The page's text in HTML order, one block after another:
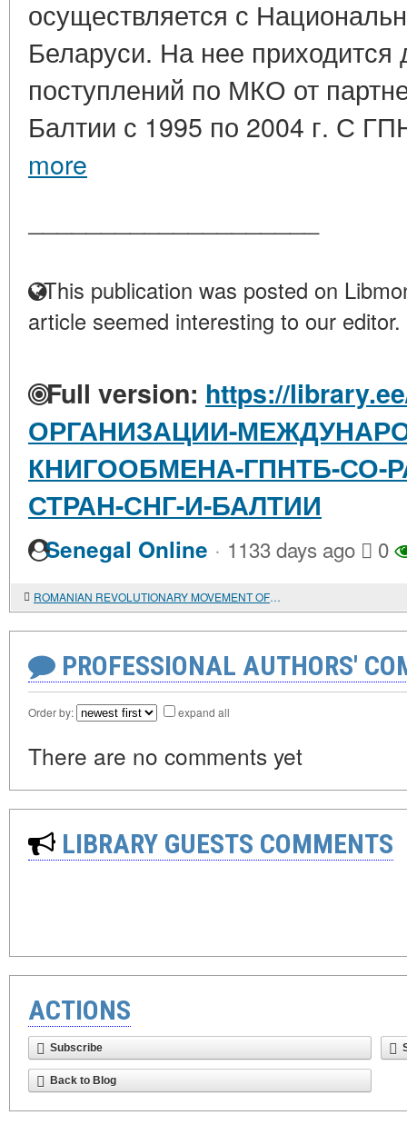
осуществляется с
Беларуси. На нее приходится
поступлений по МКО от
Балтии с 1995 по 2004 г. С
more
This publication was posted on
article seemed interesting to our editor.
Full version: https://
ОРГАНИЗАЦИИ-
КНИГООБМЕНА-ГПНТБ-СО-
СТРАН-СНГ-И-БАЛТИИ
Senegal Online · 1133 days ago 0
ROMANIAN REVOLUTIONARY MOVEMENT OF THE POST-OCTOBER PERIOD
PROFESSIONAL AUTHORS'
Order by: expand all
There are no comments yet
LIBRARY GUESTS COMMENTS
ACTIONS
Subscribe
Back to Blog